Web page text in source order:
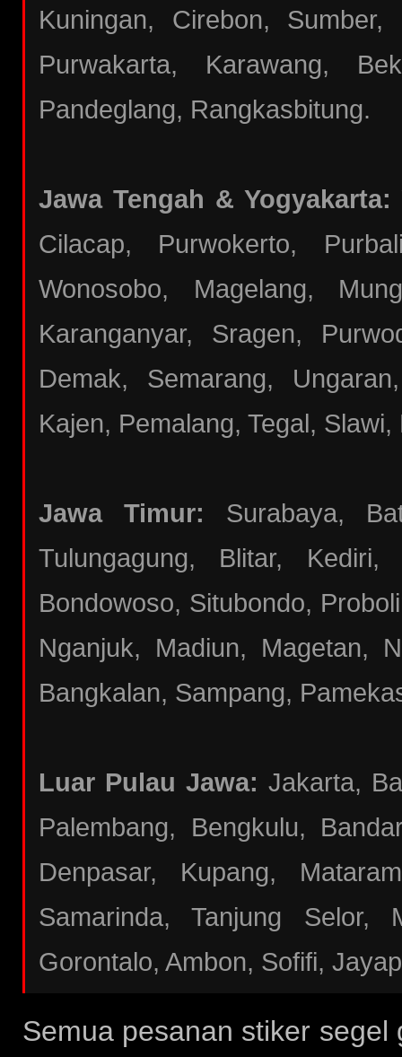
Kuningan, Cirebon,
Purwakarta, Karawang,
Pandeglang, Rangkasbitung.
Jawa Tengah & Yogyakarta:
Cilacap, Purwokerto,
Wonosobo, Magelang,
Karanganyar, Sragen,
Demak, Semarang,
Kajen, Pemalang, Tegal,
Jawa Timur: Surabaya,
Tulungagung, Blitar, Kediri,
Bondowoso, Situbondo,
Nganjuk, Madiun, Magetan,
Bangkalan, Sampang,
Luar Pulau Jawa: Jakarta,
Palembang, Bengkulu,
Denpasar, Kupang,
Samarinda, Tanjung Selor,
Gorontalo, Ambon, Sofifi,
Semua pesanan stiker